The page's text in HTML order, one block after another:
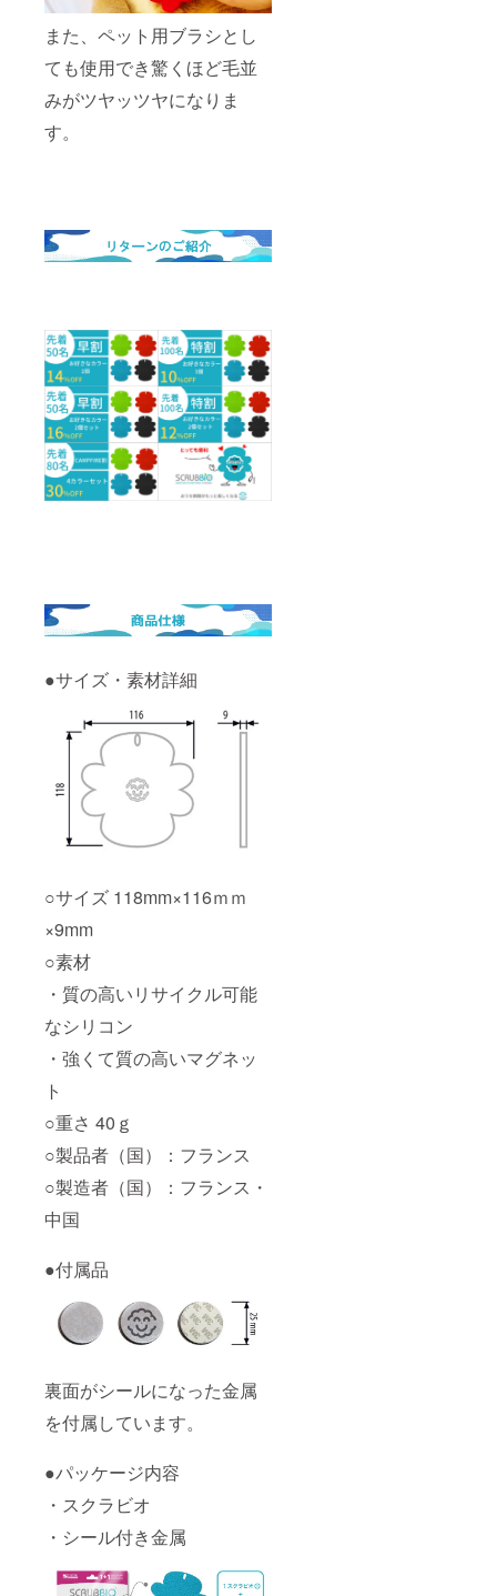
また、ペット用ブラシとし
ても使用でき驚くほど毛並
みがツヤッツヤになりま
す。
●サイズ・素材詳細
○サイズ 118mm×116ｍｍ
×9mm
○素材
・質の高いリサイクル可能
なシリコン
・強くて質の高いマグネッ
ト
○重さ 40ｇ
○製品者（国）：フランス
○製造者（国）：フランス・
中国
●付属品
裏面がシールになった金属
を付属しています。
●パッケージ内容
・スクラビオ
・シール付き金属